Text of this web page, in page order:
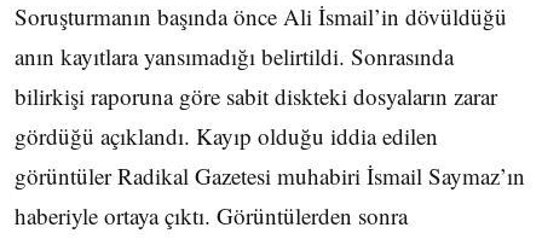
Soruşturmanın başında önce Ali İsmail’in dövüldüğü
anın kayıtlara yansımadığı belirtildi. Sonrasında
bilirkişi raporuna göre sabit diskteki dosyaların zarar
gördüğü açıklandı. Kayıp olduğu iddia edilen
görüntüler Radikal Gazetesi muhabiri İsmail Saymaz’ın
haberiyle ortaya çıktı. Görüntülerden sonra